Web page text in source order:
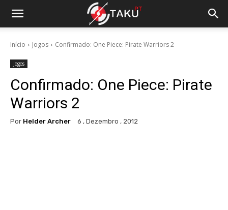
Início Jogos Confirmado: One Piece: Pirate Warriors 2
Jogos
Confirmado: One Piece: Pirate
Warriors 2
Por Helder Archer 6 , Dezembro , 2012